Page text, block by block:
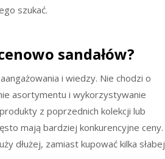
szukać.
sandałów?
i wiedzy. Nie chodzi o
asortymentu i wykorzystywanie
z poprzednich kolekcji lub
mają bardziej konkurencyjne ceny.
dłużej, zamiast kupować kilka słabej